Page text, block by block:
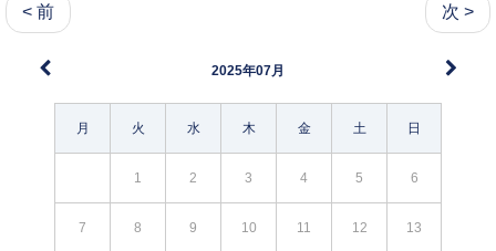
< 前 次 >
2025年07月
月 火 水 木 金 土 日
1 2 3 4 5 6
7 8 9 10 11 12 13